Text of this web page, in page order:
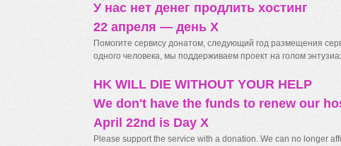
У нас нет денег продлить хостинг
22 апреля — день X
Помогите сервису донатом, следующий год размещения
одного человека, мы поддерживаем проект на голом
HK WILL DIE WITHOUT YOUR HELP
We don't have the funds to renew our
April 22nd is Day X
Please support the service with a donation. We can no longer